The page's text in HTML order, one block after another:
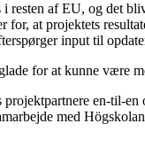
resten af EU, og det
for, at projektets
input til
for at kunne være
en-til-
med